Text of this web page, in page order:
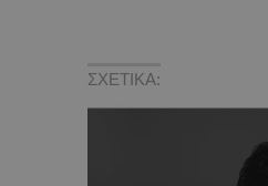
ΣΧΕΤΙΚΑ: